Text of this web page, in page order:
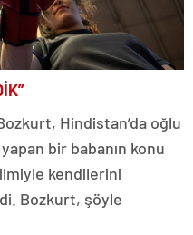
Hindistan’da oğlu
yapan bir babanın konu
kendilerini
Bozkurt, şöyle